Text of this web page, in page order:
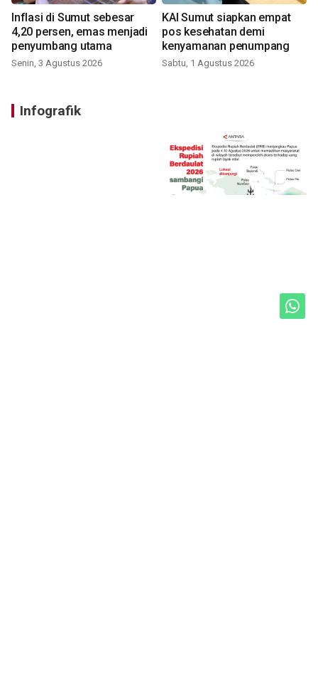
Inflasi di Sumut sebesar
4,20 persen, emas menjadi
penyumbang utama
Senin, 3 Agustus 2026
KAI Sumut siapkan empat
pos kesehatan demi
kenyamanan penumpang
Sabtu, 1 Agustus 2026
Infografik